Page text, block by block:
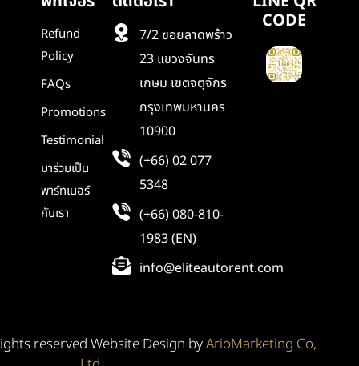
Refund
Policy
FAQs
Promotions
Testimonial
มาร่วมเป็น
พาร์ทเนอร์
กับเรา
7/2 ซอยลาดพร้าว
23 แขวงจันทร
เกษม เขตจตุจักร
กรุงเทพมหานคร
10900
(+66) 02 077
5348
(+66) 080-810-
1983 (EN)
info@eliteautorent.com
CODE
reserved Website Design byArioMarketing Co,